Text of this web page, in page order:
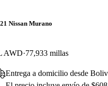
Nissan Murano
AWD 77,933 millas
Entrega a domicilio desde